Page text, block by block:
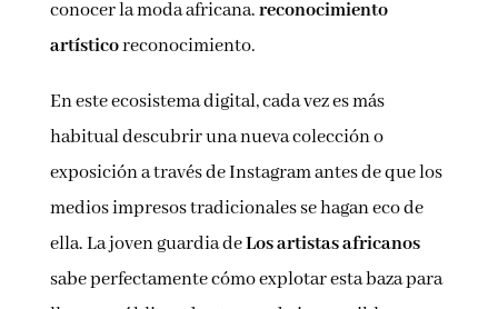
conocer la moda africana.reconocimiento
artísticoreconocimiento.
En este ecosistema digital, cada vez es más
habitual descubrir una nueva colección o
exposición a través de Instagram antes de que los
medios impresos tradicionales se hagan eco de
ella. La joven guardia deLos artistas africanos
sabe perfectamente cómo explotar esta baza para